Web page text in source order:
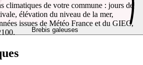
Brebis galeuses
climatiques de votre commune : jours de
élévation du niveau de la mer,
issues de Météo France et du GIEC,